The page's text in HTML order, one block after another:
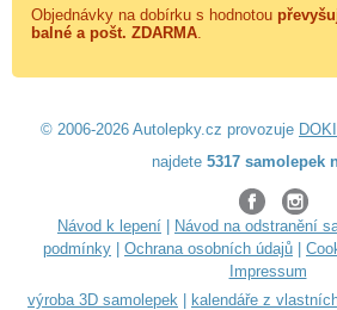
Objednávky na dobírku s hodnotou
balné a pošt. ZDARMA.
© 2006-2026 Autolepky.cz provozuje
najdete 5317 samolepek
Návod k lepení Návod na odstranění
podmínky
Ochrana osobních údajů
Impressum
výroba 3D samolepek
kalendáře z